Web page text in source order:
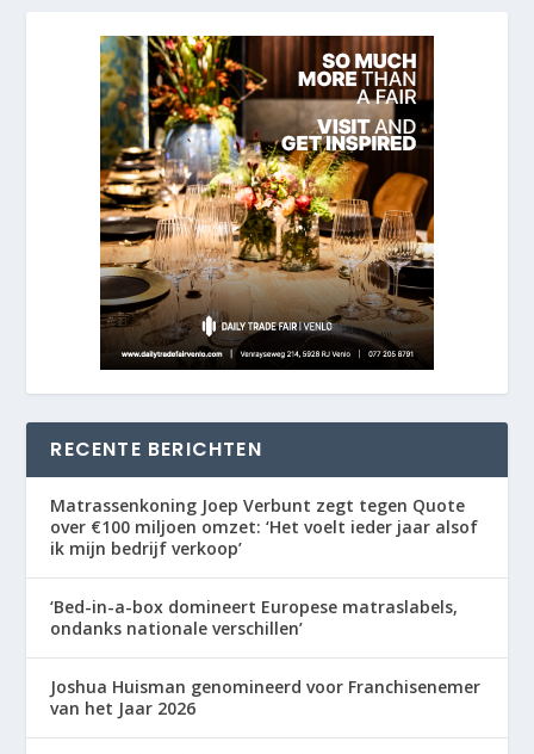
RECENTE BERICHTEN
Matrassenkoning Joep Verbunt zegt tegen Quote
over €100 miljoen omzet: ‘Het voelt ieder jaar alsof
ik mijn bedrijf verkoop’
‘Bed-in-a-box domineert Europese matraslabels,
ondanks nationale verschillen’
Joshua Huisman genomineerd voor Franchisenemer
van het Jaar 2026